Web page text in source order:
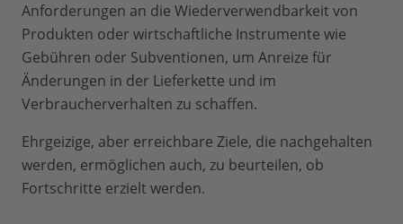
Anforderungen an die Wiederverwendbarkeit von
Produkten oder wirtschaftliche Instrumente wie
Gebühren oder Subventionen, um Anreize für
Änderungen in der Lieferkette und im
Verbraucherverhalten zu schaffen.
Ehrgeizige, aber erreichbare Ziele, die nachgehalten
werden, ermöglichen auch, zu beurteilen, ob
Fortschritte erzielt werden.